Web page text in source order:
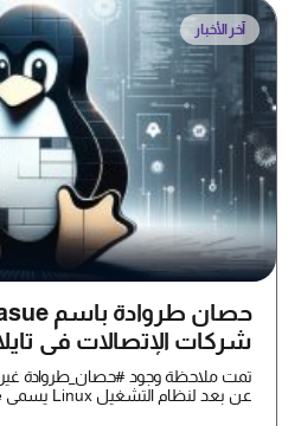
آخر الأخبار
شركات الإتصالات في
تمت ملاحظة وجود #حصان_طروادة
عن بعد لنظام التشغيل Linux يسمى Krasue ويستهدف ...